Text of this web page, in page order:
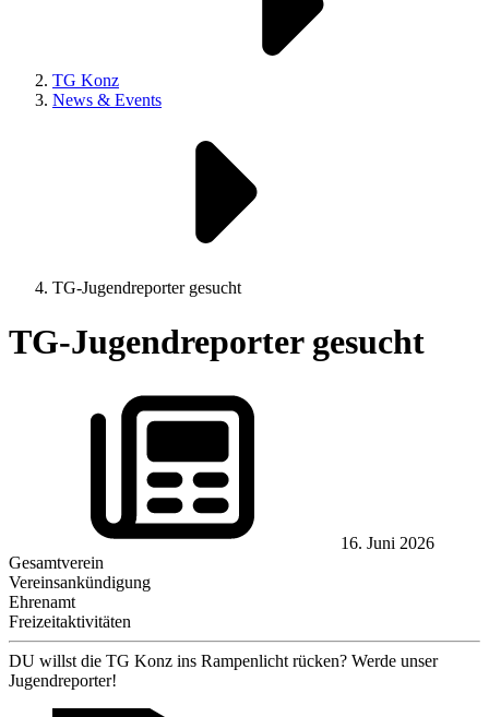
TG Konz
News & Events
TG-Jugendreporter gesucht
TG-Jugendreporter gesucht
16. Juni 2026
Gesamtverein
Vereinsankündigung
Ehrenamt
Freizeitaktivitäten
DU willst die TG Konz ins Rampenlicht rücken? Werde unser
Jugendreporter!